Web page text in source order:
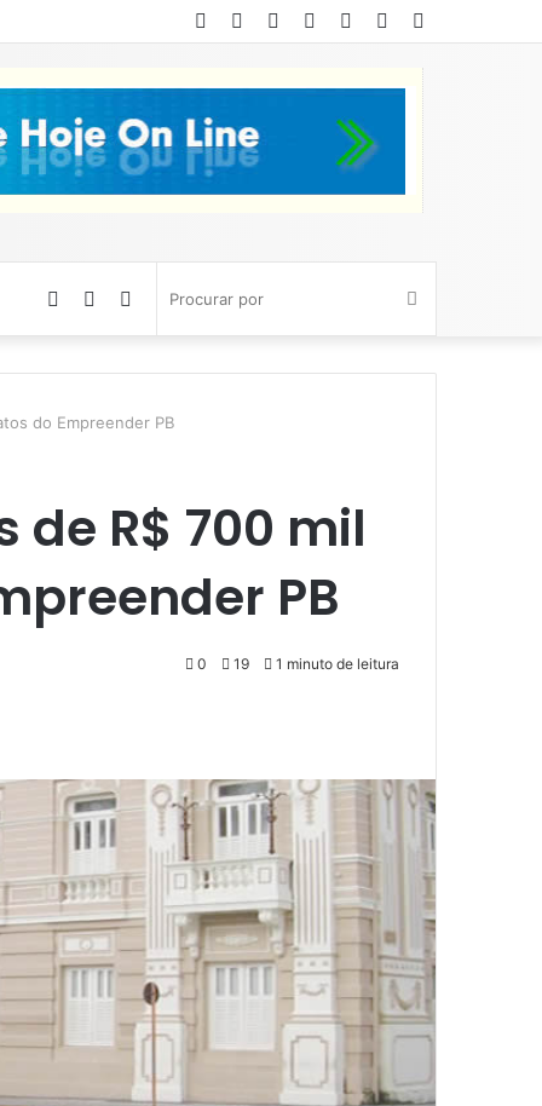
Artigo
aleatório
Entrar
Instagram
YouTube
Twitter
Facebook
Procurar
por
Switch
skin
Barra
Lateral
Artigo
aleatório
do Empreender PB
de R$ 700 mil
PB
0 19 1 minuto de leitura